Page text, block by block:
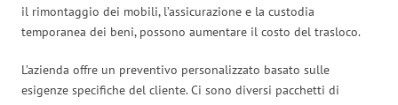
il rimontaggio dei mobili, l’assicurazione e la custodia
temporanea dei beni, possono aumentare il costo del trasloco.
L’azienda offre un preventivo personalizzato basato sulle
esigenze specifiche del cliente. Ci sono diversi pacchetti di